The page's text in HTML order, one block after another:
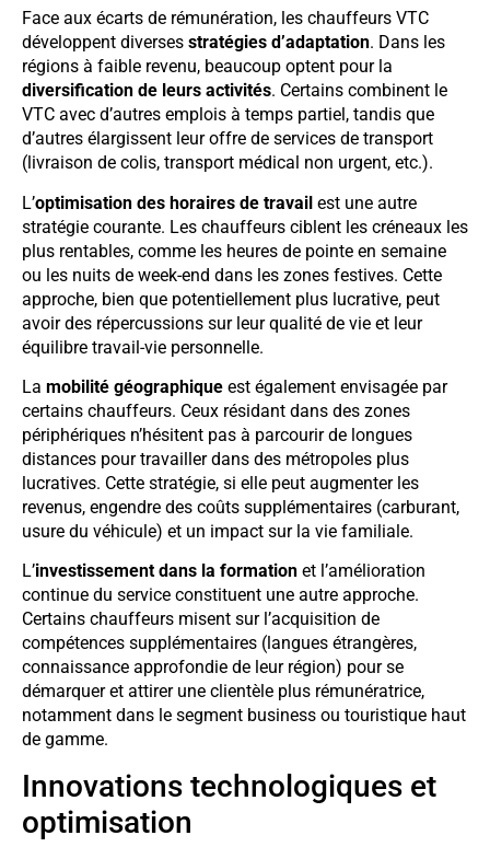
Face aux écarts de rémunération, les chauffeurs VTC
développent diverses stratégies d’adaptation. Dans les
régions à faible revenu, beaucoup optent pour la
diversification de leurs activités. Certains combinent le
VTC avec d’autres emplois à temps partiel, tandis que
d’autres élargissent leur offre de services de transport
(livraison de colis, transport médical non urgent, etc.).
L’optimisation des horaires de travail est une autre
stratégie courante. Les chauffeurs ciblent les créneaux les
plus rentables, comme les heures de pointe en semaine
ou les nuits de week-end dans les zones festives. Cette
approche, bien que potentiellement plus lucrative, peut
avoir des répercussions sur leur qualité de vie et leur
équilibre travail-vie personnelle.
La mobilité géographique est également envisagée par
certains chauffeurs. Ceux résidant dans des zones
périphériques n’hésitent pas à parcourir de longues
distances pour travailler dans des métropoles plus
lucratives. Cette stratégie, si elle peut augmenter les
revenus, engendre des coûts supplémentaires (carburant,
usure du véhicule) et un impact sur la vie familiale.
L’investissement dans la formation et l’amélioration
continue du service constituent une autre approche.
Certains chauffeurs misent sur l’acquisition de
compétences supplémentaires (langues étrangères,
connaissance approfondie de leur région) pour se
démarquer et attirer une clientèle plus rémunératrice,
notamment dans le segment business ou touristique haut
de gamme.
Innovations technologiques et
optimisation